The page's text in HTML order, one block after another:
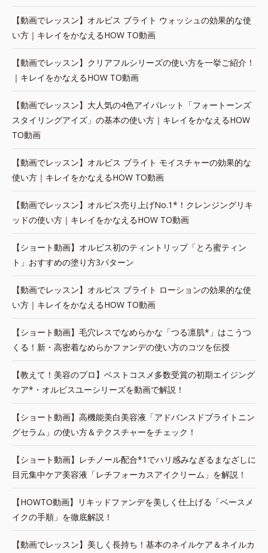
【動画でレッスン】オルビス ブライト ウォッシュの効果的な使
い方｜キレイをかなえるHOW TO動画
【動画でレッスン】クリアフルシリーズの使い方を一挙ご紹介！
｜キレイをかなえるHOW TO動画
【動画でレッスン】大人気の4色アイパレット「フォートーンズ
スタイリングアイズ」の基本の使い方｜キレイをかなえるHOW
TO動画
【動画でレッスン】オルビス ブライト モイスチャーの効果的な
使い方｜キレイをかなえるHOW TO動画
【動画でレッスン】オルビス売り上げNo.1*！クレンジングリキ
ッドの使い方｜キレイをかなえるHOW TO動画
【ショート動画】オルビス初のティントリップ「とろ蜜ティン
ト」おすすめの塗り方3パターン
【動画でレッスン】オルビス ブライト ローションの効果的な使
い方｜キレイをかなえるHOW TO動画
【ショート動画】毛穴レスでなめらかな「つる凛肌*」はこうつ
くる！新・高密着なめらかファンデの使い方のコツを伝授
【教えて！美容のプロ】ベストコスメ多数受賞の初期エイジング
ケア*・オルビスユーシリーズを動画で解説！
【ショート動画】高機能美白美容液「アドバンスドブライトニン
グセラム」の使い方＆テクスチャーをチェック！
【ショート動画】レチノール配合*1でハリ感みなぎるまなざしに
目元集中ケア美容液「レチフォーカスアイクリーム」を解説！
【HOWTO動画】リキッドファンデを美しく仕上げる「ベースメ
イクの手順」を徹底解説！
【動画でレッスン】美しく長持ち！基本のネイルケア＆ネイルカ